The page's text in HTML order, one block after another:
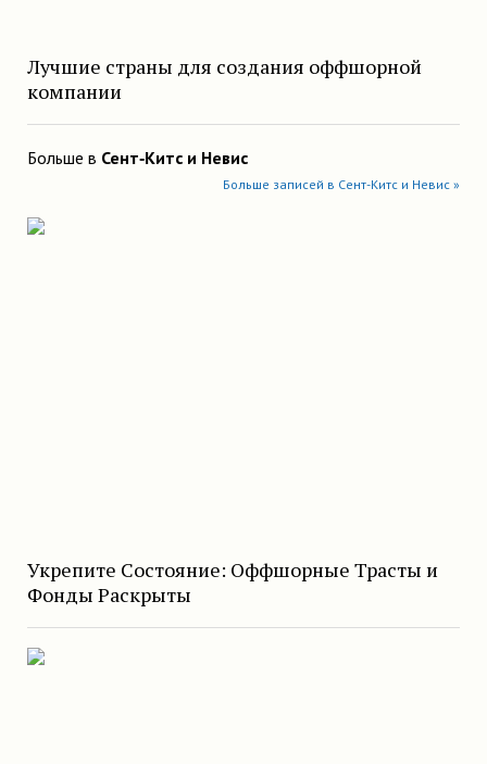
Лучшие страны для создания оффшорной
компании
Больше в Сент-Китс и Невис
Больше записей в Сент-Китс и Невис »
Укрепите Состояние: Оффшорные Трасты и
Фонды Раскрыты